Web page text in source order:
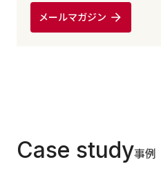
メールマガジン
Case study事例